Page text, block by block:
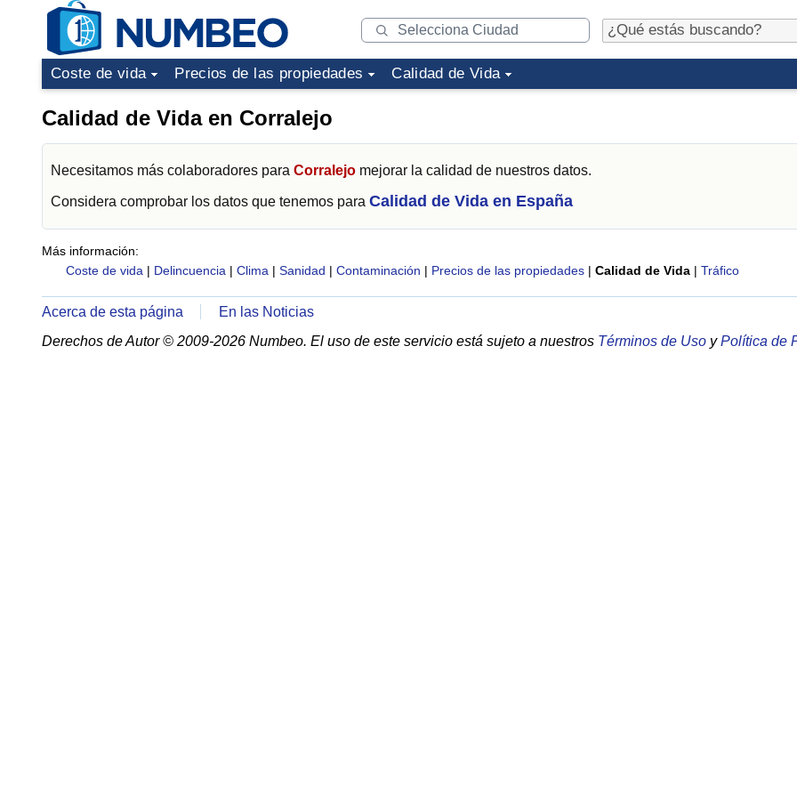
Coste de vida Precios de las propiedades Calidad de Vida
Calidad de Vida en Corralejo
Necesitamos más colaboradores para Corralejo mejorar la calidad de nuestros datos.
Considera comprobar los datos que tenemos para Calidad de Vida en España
Más información:
Coste de vida | Delincuencia | Clima | Sanidad | Contaminación | Precios de las propiedades | Calidad de Vida | Tráfico
Acerca de esta página
En las Noticias
Derechos de Autor © 2009-2026 Numbeo. El uso de este servicio está sujeto a nuestros Términos de Uso yPolítica de